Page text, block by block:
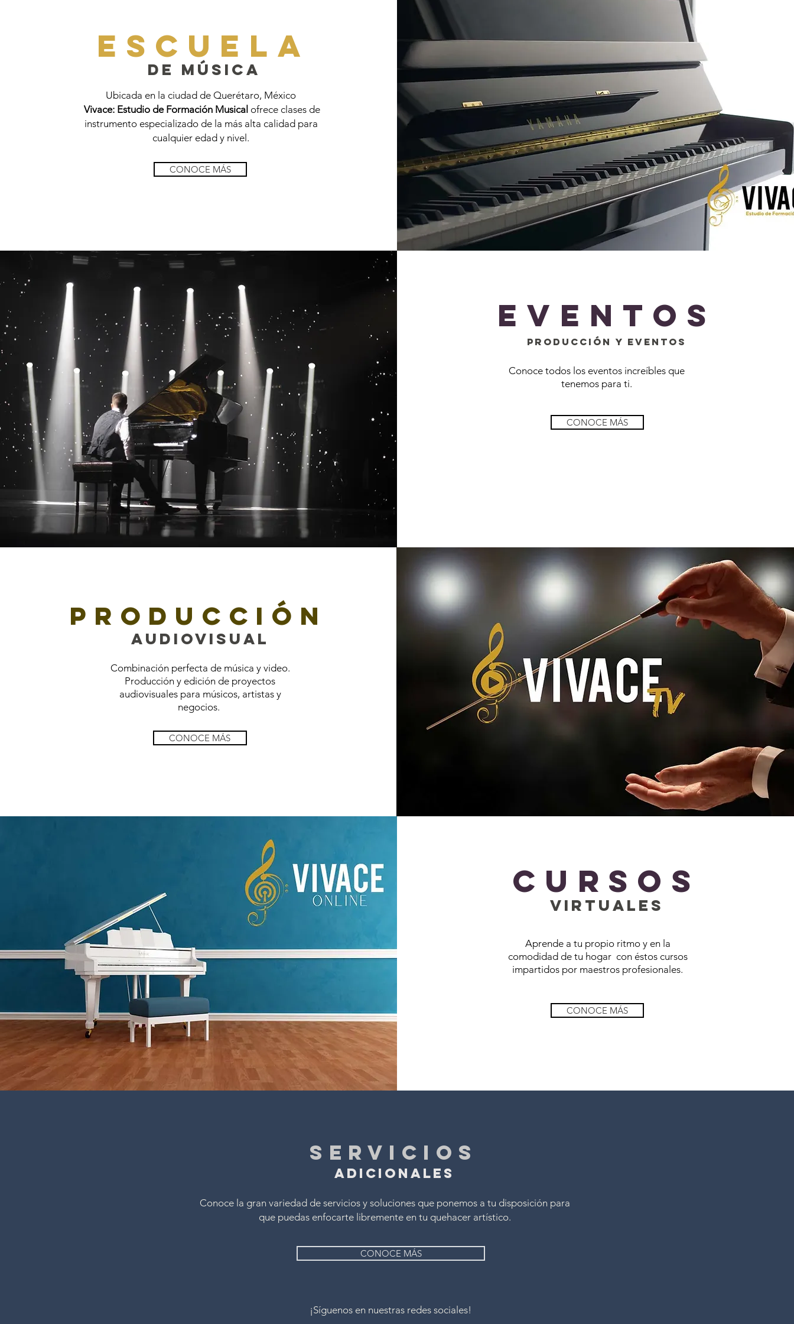
escuela
de música
Ubicada en la ciudad de Querétaro, México
Vivace: Estudio de Formación Musical ofrece clases de
instrumento especializado de la más alta calidad para
cualquier edad y nivel.
CONOCE MÁS
EVENTOS
pRODUCCIÓN Y EVENTOS
Conoce todos los eventos increíbles que
tenemos para ti.
CONOCE MÁS
producción
audiovisual
Combinación perfecta de música y video.
Producción y edición de proyectos
audiovisuales para músicos, artistas y
negocios.
CONOCE MÁS
cursos
virtuales
Aprende a tu propio ritmo y en la
comodidad de tu hogar con éstos cursos
impartidos por maestros profesionales.
CONOCE MÁS
SERVICIOS
ADICIONALES
Conoce la gran variedad de servicios y soluciones que ponemos a tu disposición para
que puedas enfocarte libremente en tu quehacer artístico.
CONOCE MÁS
¡Síguenos en nuestras redes sociales!